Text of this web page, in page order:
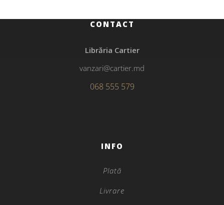
CONTACT
Librăria Cartier
vanzari@cartier.md
068 555 579
INFO
Plată
Livrare